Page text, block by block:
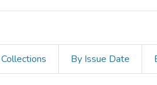
By Issue Date